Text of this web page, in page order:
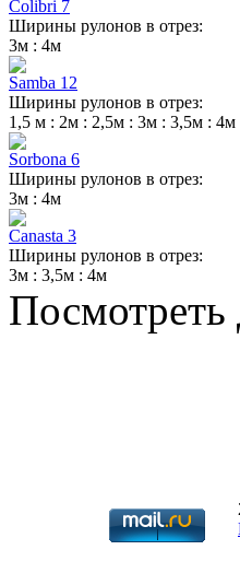
Colibri 7
Ширины рулонов в отрез:
3м : 4м
Samba 12
Ширины рулонов в отрез:
1,5 м : 2м : 2,5м : 3м : 3,5м : 4м
Sorbona 6
Ширины рулонов в отрез:
3м : 4м
Canasta 3
Ширины рулонов в отрез:
3м : 3,5м : 4м
Посмотреть